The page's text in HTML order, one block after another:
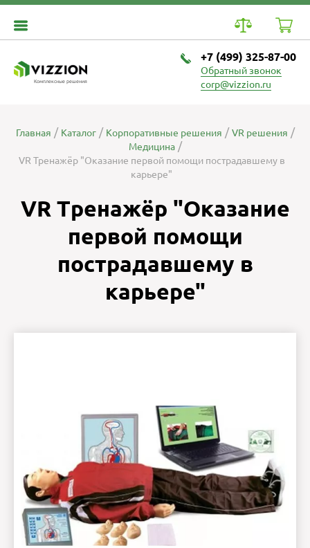
Комплексные решения
+7 (499) 325-87-00
Обратный звонок
corp@vizzion.ru
Главная Каталог Корпоративные решения
VR решения
Медицина
VR Тренажёр "Оказание первой помощи пострадавшему в
карьере"
VR Тренажёр "Оказание
первой помощи
пострадавшему в
карьере"